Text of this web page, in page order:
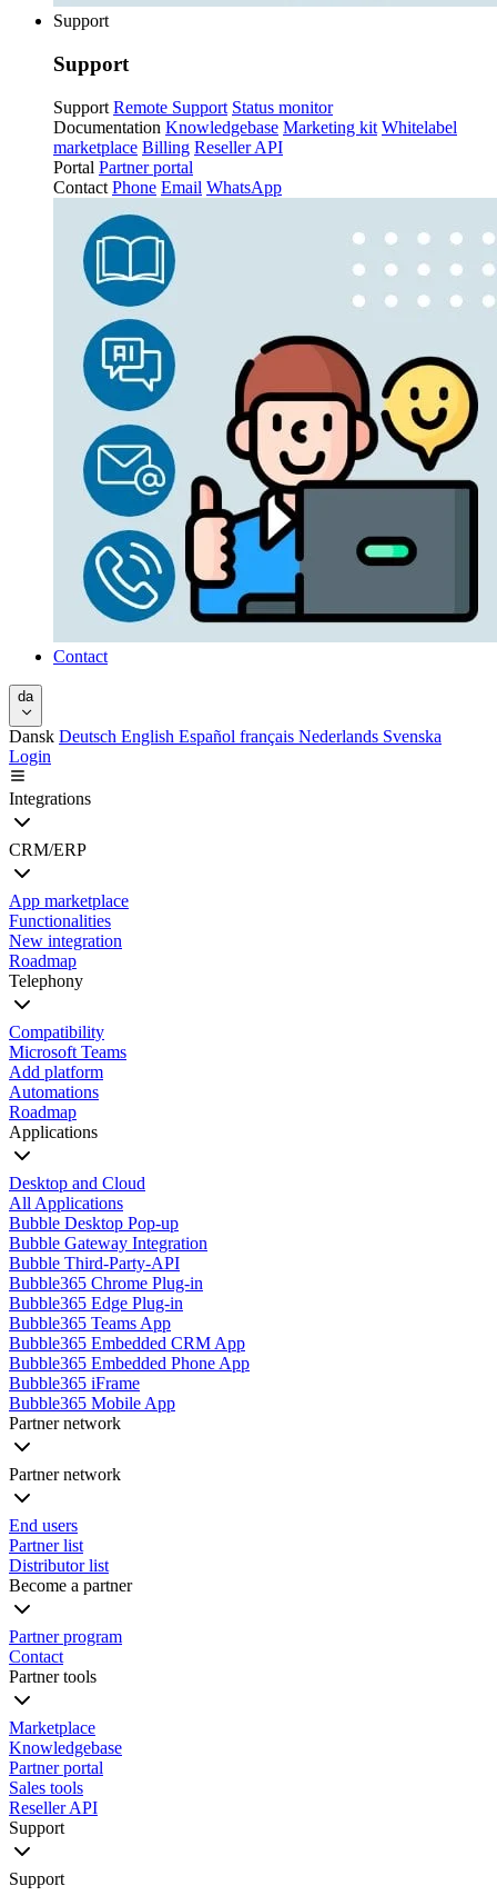
Support
Support
Support Remote Support Status monitor
Documentation Knowledgebase Marketing kit Whitelabel
marketplace Billing Reseller API
Portal Partner portal
Contact Phone Email WhatsApp
Contact
da
Dansk Deutsch English Español français Nederlands Svenska
Login
Integrations
CRM/ERP
App marketplace
Functionalities
New integration
Roadmap
Telephony
Compatibility
Microsoft Teams
Add platform
Automations
Roadmap
Applications
Desktop and Cloud
All Applications
Bubble Desktop Pop-up
Bubble Gateway Integration
Bubble Third-Party-API
Bubble365 Chrome Plug-in
Bubble365 Edge Plug-in
Bubble365 Teams App
Bubble365 Embedded CRM App
Bubble365 Embedded Phone App
Bubble365 iFrame
Bubble365 Mobile App
Partner network
Partner network
End users
Partner list
Distributor list
Become a partner
Partner program
Contact
Partner tools
Marketplace
Knowledgebase
Partner portal
Sales tools
Reseller API
Support
Support